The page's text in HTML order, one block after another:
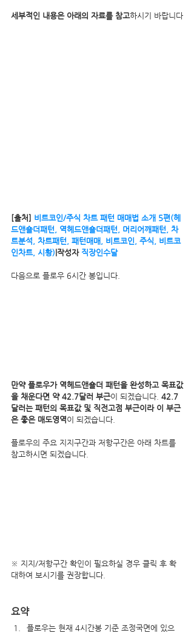
세부적인 내용은 아래의 자료를 참고하시기 바랍니다
[출처] 비트코인/주식 차트 패턴 매매법 소개 5편(헤
드앤숄더패턴, 역헤드앤숄더패턴, 머리어깨패턴, 차
트분석, 차트패턴, 패턴매매, 비트코인, 주식, 비트코
인차트, 시황)|작성자 직장인수달
다음으로 플로우 6시간 봉입니다.
만약 플로우가 역헤드앤숄더 패턴을 완성하고 목표값
을 채운다면 약 42.7달러 부근이 되겠습니다. 42.7
달러는 패턴의 목표값 및 직전고점 부근이라 이 부근
은 좋은 매도영역이 되겠습니다.
플로우의 주요 지지구간과 저항구간은 아래 차트를
참고하시면 되겠습니다.
※ 지지/저항구간 확인이 필요하실 경우 클릭 후 확
대하여 보시기를 권장합니다.
요약
플로우는 현재 4시간봉 기준 조정국면에 있으